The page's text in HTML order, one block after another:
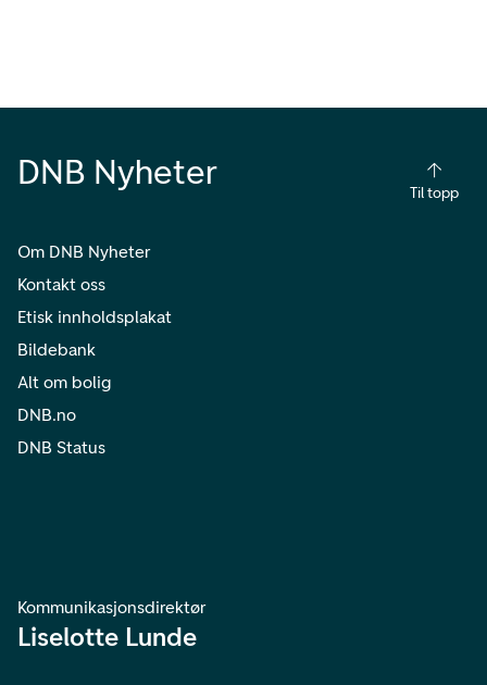
DNB Nyheter
Til topp
Om DNB Nyheter
Kontakt oss
Etisk innholdsplakat
Bildebank
Alt om bolig
DNB.no
DNB Status
Kommunikasjonsdirektør
Liselotte Lunde